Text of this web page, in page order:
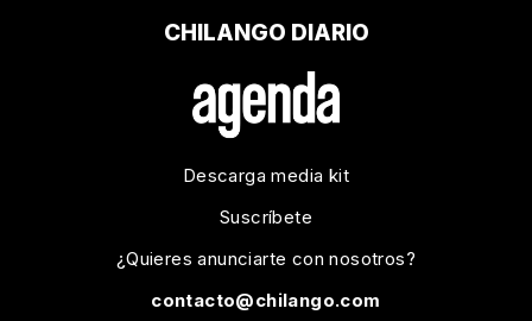
CHILANGO DIARIO
Descarga media kit
Suscríbete
¿Quieres anunciarte con nosotros?
contacto@chilango.com